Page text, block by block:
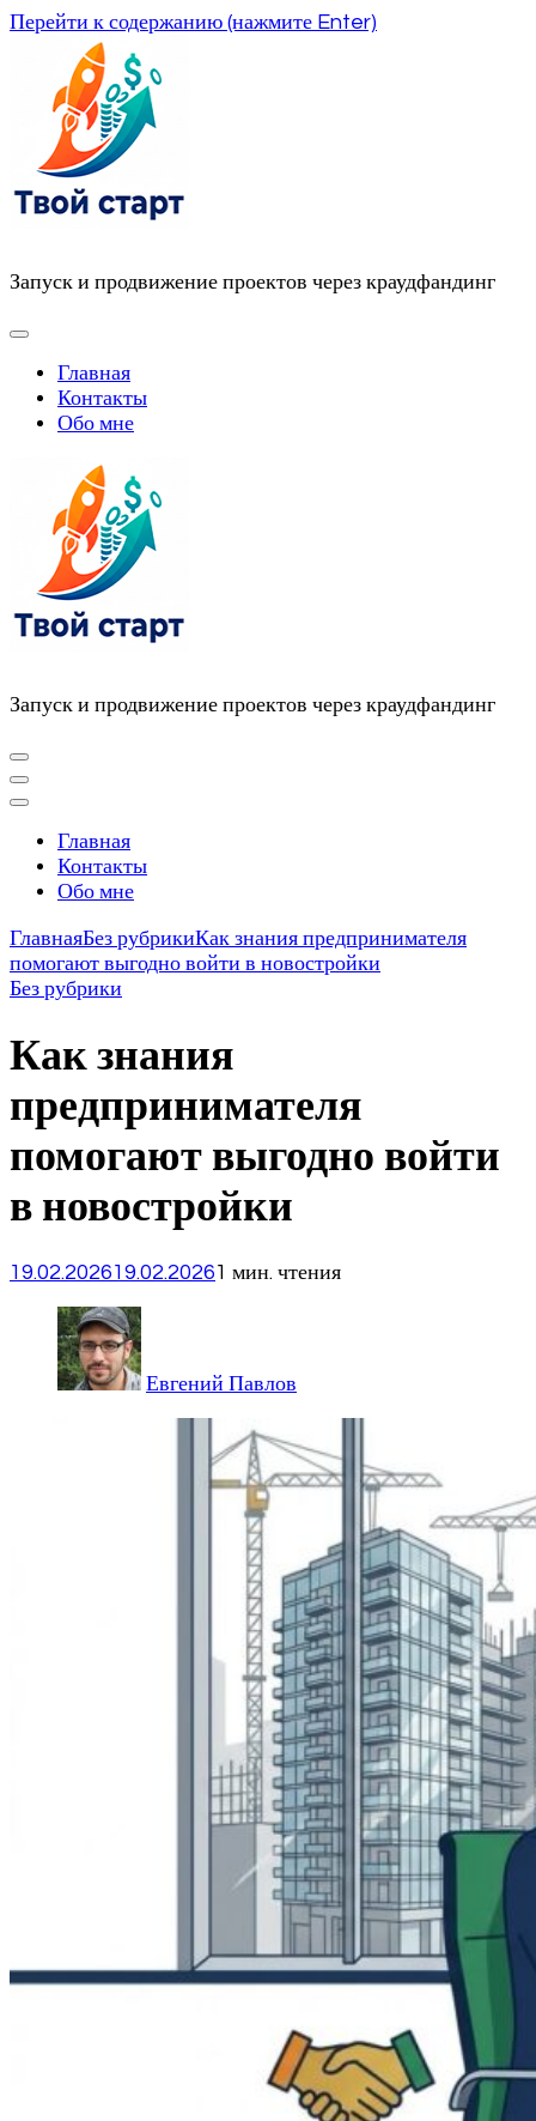
Перейти к содержанию (нажмите Enter)
Запуск и продвижение проектов через краудфандинг
Главная
Контакты
Обо мне
Запуск и продвижение проектов через краудфандинг
Главная
Контакты
Обо мне
ГлавнаяБез рубрикиКак знания предпринимателя
помогают выгодно войти в новостройки
Без рубрики
Как знания
предпринимателя
помогают выгодно войти
в новостройки
19.02.202619.02.20261 мин. чтения
Евгений Павлов